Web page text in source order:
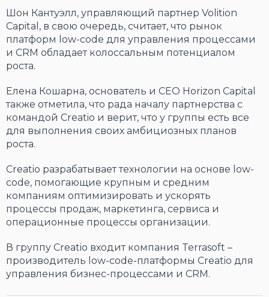
Шон Кантуэлл, управляющий партнер Volition
Capital, в свою очередь, считает, что рынок
платформ low-code для управления процессами
и CRM обладает колоссальным потенциалом
роста.
Елена Кошарна, основатель и СЕО Horizon Capital
также отметила, что рада началу партнерства с
командой Creatio и верит, что у группы есть все
для выполнения своих амбициозных планов
роста.
Creatio разрабатывает технологии на основе low-
code, помогающие крупным и средним
компаниям оптимизировать и ускорять
процессы продаж, маркетинга, сервиса и
операционные процессы организации.
В группу Creatio входит компания Terrasoft –
производитель low-code-платформы Creatio для
управления бизнес-процессами и CRM.